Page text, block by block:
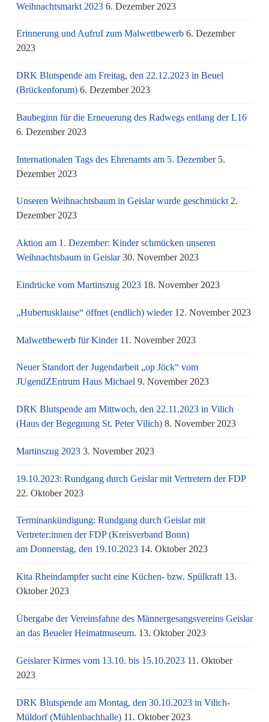
Weihnachtsmarkt 2023 6. Dezember 2023
Erinnerung und Aufruf zum Malwettbewerb 6. Dezember
2023
DRK Blutspende am Freitag, den 22.12.2023 in Beuel
(Brückenforum) 6. Dezember 2023
Baubeginn für die Erneuerung des Radwegs entlang der L16
6. Dezember 2023
Internationalen Tags des Ehrenamts am 5. Dezember 5.
Dezember 2023
Unseren Weihnachtsbaum in Geislar wurde geschmückt 2.
Dezember 2023
Aktion am 1. Dezember: Kinder schmücken unseren
Weihnachtsbaum in Geislar 30. November 2023
Eindrücke vom Martinszug 2023 18. November 2023
„Hubertusklause“ öffnet (endlich) wieder 12. November 2023
Malwettbewerb für Kinder 11. November 2023
Neuer Standort der Jugendarbeit „op Jöck“ vom
JUgendZEntrum Haus Michael 9. November 2023
DRK Blutspende am Mittwoch, den 22.11.2023 in Vilich
(Haus der Begegnung St. Peter Vilich) 8. November 2023
Martinszug 2023 3. November 2023
19.10.2023: Rundgang durch Geislar mit Vertretern der FDP
22. Oktober 2023
Terminankündigung: Rundgang durch Geislar mit
Vertreter:innen der FDP (Kreisverband Bonn)
am Donnerstag, den 19.10.2023 14. Oktober 2023
Kita Rheindampfer sucht eine Küchen- bzw. Spülkraft 13.
Oktober 2023
Übergabe der Vereinsfahne des Männergesangsvereins Geislar
an das Beueler Heimatmuseum. 13. Oktober 2023
Geislarer Kirmes vom 13.10. bis 15.10.2023 11. Oktober
2023
DRK Blutspende am Montag, den 30.10.2023 in Vilich-
Müldorf (Mühlenbachhalle) 11. Oktober 2023